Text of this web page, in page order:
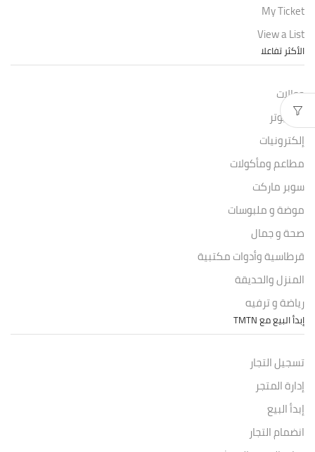
My Ticket
View a List
الأكثر تفاعلا
جوالات
كمبيوتر
إلكترونيات
مطاعم ومأكولات
سوبر ماركت
موضة و ملبوسات
صحة و جمال
قرطاسية وأدوات مكتبية
المنزل والحديقة
رياضة و ترفيه
إبدأ البيع مع TMTN
تسجيل التجار
إدارة المتجر
إبدأ البيع
انضمام التجار